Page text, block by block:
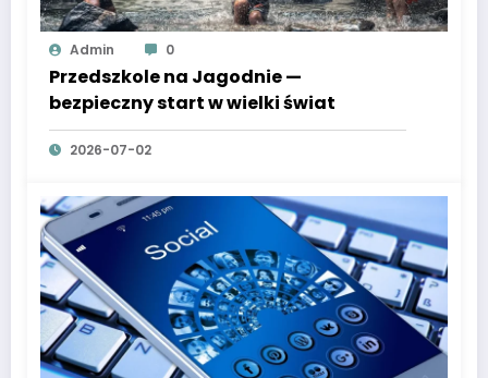
Admin 0
Przedszkole na Jagodnie —
bezpieczny start w wielki świat
2026-07-02